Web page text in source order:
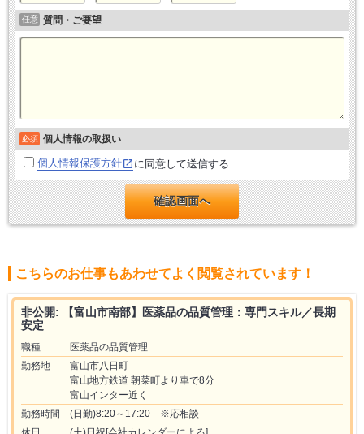
任意 質問・ご要望
必須 個人情報の取扱い
に同意して送信する
個人情報保護方針
こちらのお仕事もあわせてよく閲覧されています！
非公開: 【富山市南部】医薬品の品質管理：専門スキル／長期
安定
職種
医薬品の品質管理
勤務地
富山市八日町
富山地方鉄道 朝菜町より車で8分
富山インター近く
勤務時間
(日勤)8:20～17:20 ※応相談